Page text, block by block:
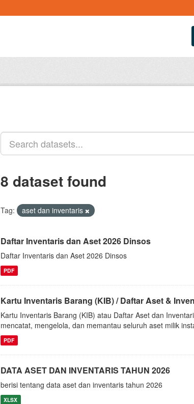
8 dataset found
Tag: aset dan inventaris
Daftar Inventaris dan Aset 2026 Dinsos
Daftar Inventaris dan Aset 2026 Dinsos
PDF
Kartu Inventaris Barang (KIB) / Daftar Aset &
Kartu Inventaris Barang (KIB) atau Daftar Aset dan
mencatat, mengelola, dan memantau seluruh aset milik
PDF
DATA ASET DAN INVENTARIS TAHUN 2026
berisi tentang data aset dan inventaris tahun 2026
XLSX